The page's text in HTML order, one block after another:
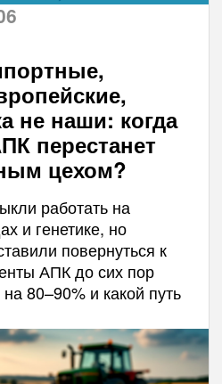
не наши: когда
перестанет
цехом?
работать на
и генетике, но
повернуться к
АПК до сих пор
80–90% и какой путь